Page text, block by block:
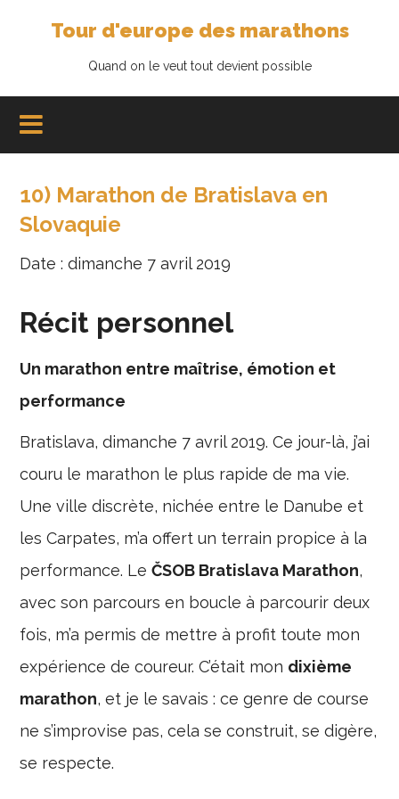
Tour d'europe des marathons
Quand on le veut tout devient possible
10) Marathon de Bratislava en
Slovaquie
Date : dimanche 7 avril 2019
Récit personnel
Un marathon entre maîtrise, émotion et
performance
Bratislava, dimanche 7 avril 2019. Ce jour-là, j’ai
couru le marathon le plus rapide de ma vie.
Une ville discrète, nichée entre le Danube et
les Carpates, m’a offert un terrain propice à la
performance. LeČSOB Bratislava Marathon,
avec son parcours en boucle à parcourir deux
fois, m’a permis de mettre à profit toute mon
expérience de coureur. C’était mon dixième
marathon, et je le savais : ce genre de course
ne s’improvise pas, cela se construit, se digère,
se respecte.